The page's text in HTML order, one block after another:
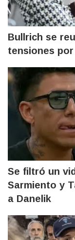
Bullrich se
tensiones
Se filtró un
Sarmiento y
a Danelik